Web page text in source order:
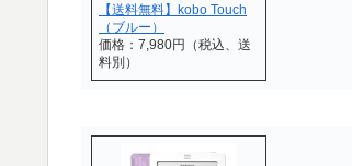
【送料無料】kobo Touch
（ブルー）
価格：7,980円（税込、送
料別）